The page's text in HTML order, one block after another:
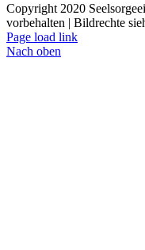
Copyright 2020
vorbehalten | Bildrechte
Page load link
Nach oben